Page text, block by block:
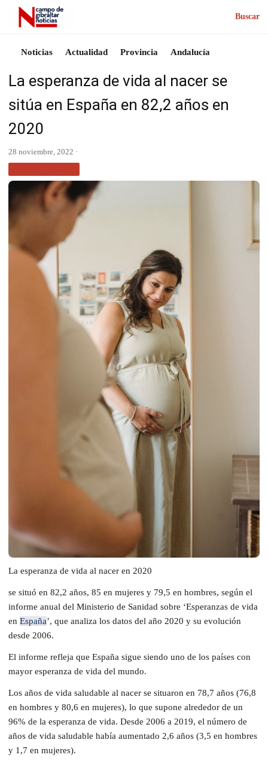
Buscar
Noticias Actualidad Provincia Andalucía
La esperanza de vida al nacer se
sitúa en España en 82,2 años en
2020
28 noviembre, 2022 ·
La esperanza de vida al nacer en 2020
se situó en 82,2 años, 85 en mujeres y 79,5 en hombres, según el
informe anual del Ministerio de Sanidad sobre ‘Esperanzas de vida
en España’, que analiza los datos del año 2020 y su evolución
desde 2006.
El informe refleja que España sigue siendo uno de los países con
mayor esperanza de vida del mundo.
Los años de vida saludable al nacer se situaron en 78,7 años (76,8
en hombres y 80,6 en mujeres), lo que supone alrededor de un
96% de la esperanza de vida. Desde 2006 a 2019, el número de
años de vida saludable había aumentado 2,6 años (3,5 en hombres
y 1,7 en mujeres).